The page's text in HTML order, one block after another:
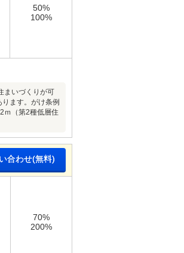
50%
100%
まいづくりが可
ます。がけ条例
ｍ（第2種低層住
合わせ(無料)
70%
200%